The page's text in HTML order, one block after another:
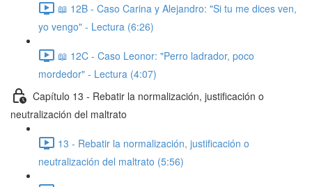
📖 12B - Caso Carina y Alejandro: "Si tu me dices ven,
yo vengo" - Lectura (6:26)
📖 12C - Caso Leonor: "Perro ladrador, poco
mordedor" - Lectura (4:07)
Capítulo 13 - Rebatir la normalización, justificación o
neutralización del maltrato
13 - Rebatir la normalización, justificación o
neutralización del maltrato (5:56)